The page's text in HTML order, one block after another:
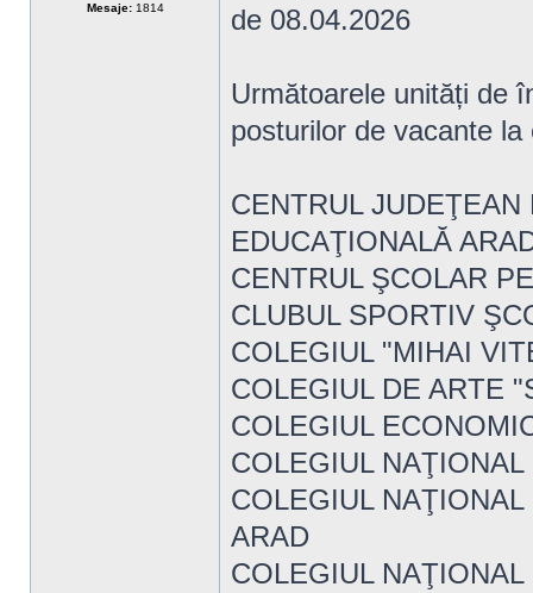
Mesaje:1814
de 08.04.2026
Următoarele unități de
posturilor de vacante
CENTRUL
EDUCAŢIONALĂ
CENTRUL ŞCOLAR
CLUBUL SPORTIV
COLEGIUL "MIHAI
COLEGIUL DE ARTE
COLEGIUL
COLEGIUL
COLEGIUL
ARAD
COLEGIUL